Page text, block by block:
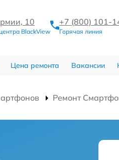
10
BlackView
+7 (800) 101-
Горячая линия
Цена ремонта Вакансии
Ремонт